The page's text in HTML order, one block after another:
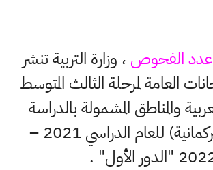
الفحوص ، وزارة التربية تنشر
العامة لمرحلة الثالث المتوسط
والمناطق المشمولة بالدراسة
الكردية والتركمانية) للعام الدراسي 2021 –
"الدور الأول" .